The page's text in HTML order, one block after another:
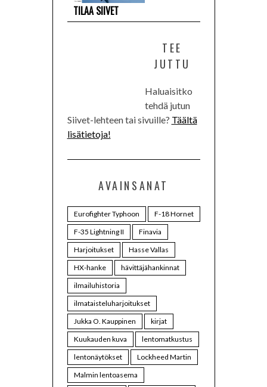
TILAA SIIVET
TEE
JUTTU
Haluaisitko
tehdä jutun
Siivet-lehteen tai sivuille? Täältä
lisätietoja!
AVAINSANAT
Eurofighter Typhoon
F-18 Hornet
F-35 Lightning II
Finavia
Harjoitukset
Hasse Vallas
HX-hanke
hävittäjähankinnat
ilmailuhistoria
ilmataisteluharjoitukset
Jukka O. Kauppinen
kirjat
Kuukauden kuva
lentomatkustus
lentonäytökset
Lockheed Martin
Malmin lentoasema